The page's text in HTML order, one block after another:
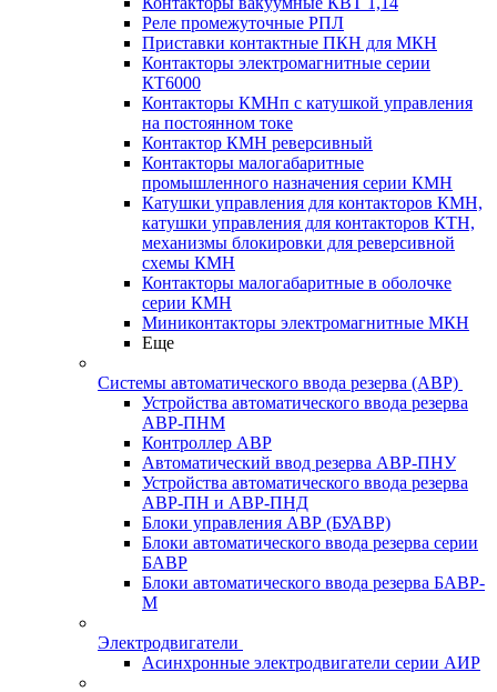
Реле промежуточные РПЛ
Приставки контактные ПКН для МКН
Контакторы электромагнитные серии
КТ6000
Контакторы КМНп с катушкой управления
на постоянном токе
Контактор КМН реверсивный
Контакторы малогабаритные
промышленного назначения серии КМН
Катушки управления для контакторов КМН,
катушки управления для контакторов КТН,
механизмы блокировки для реверсивной
схемы КМН
Контакторы малогабаритные в оболочке
серии КМН
Миниконтакторы электромагнитные МКН
Еще
Системы автоматического ввода резерва (АВР)
Устройства автоматического ввода резерва
АВР-ПНМ
Контроллер АВР
Автоматический ввод резерва АВР-ПНУ
Устройства автоматического ввода резерва
АВР-ПН и АВР-ПНД
Блоки управления АВР (БУАВР)
Блоки автоматического ввода резерва серии
БАВР
Блоки автоматического ввода резерва БАВР-
М
Электродвигатели
Асинхронные электродвигатели серии АИР